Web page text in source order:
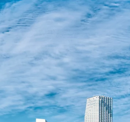
rundum entspannten
Paketen beginnt Ihre Reise ganz
Abflüge ab Wien nach Miami
in der Abflughalle.